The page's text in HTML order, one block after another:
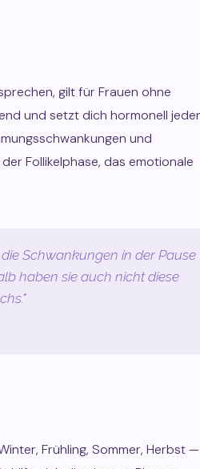
gilt für Frauen ohne
und setzt dich hormonell
und
Follikelphase, das emotionale
Schwankungen in der Pause
haben sie auch nicht diese
Frühling, Sommer, Herbst